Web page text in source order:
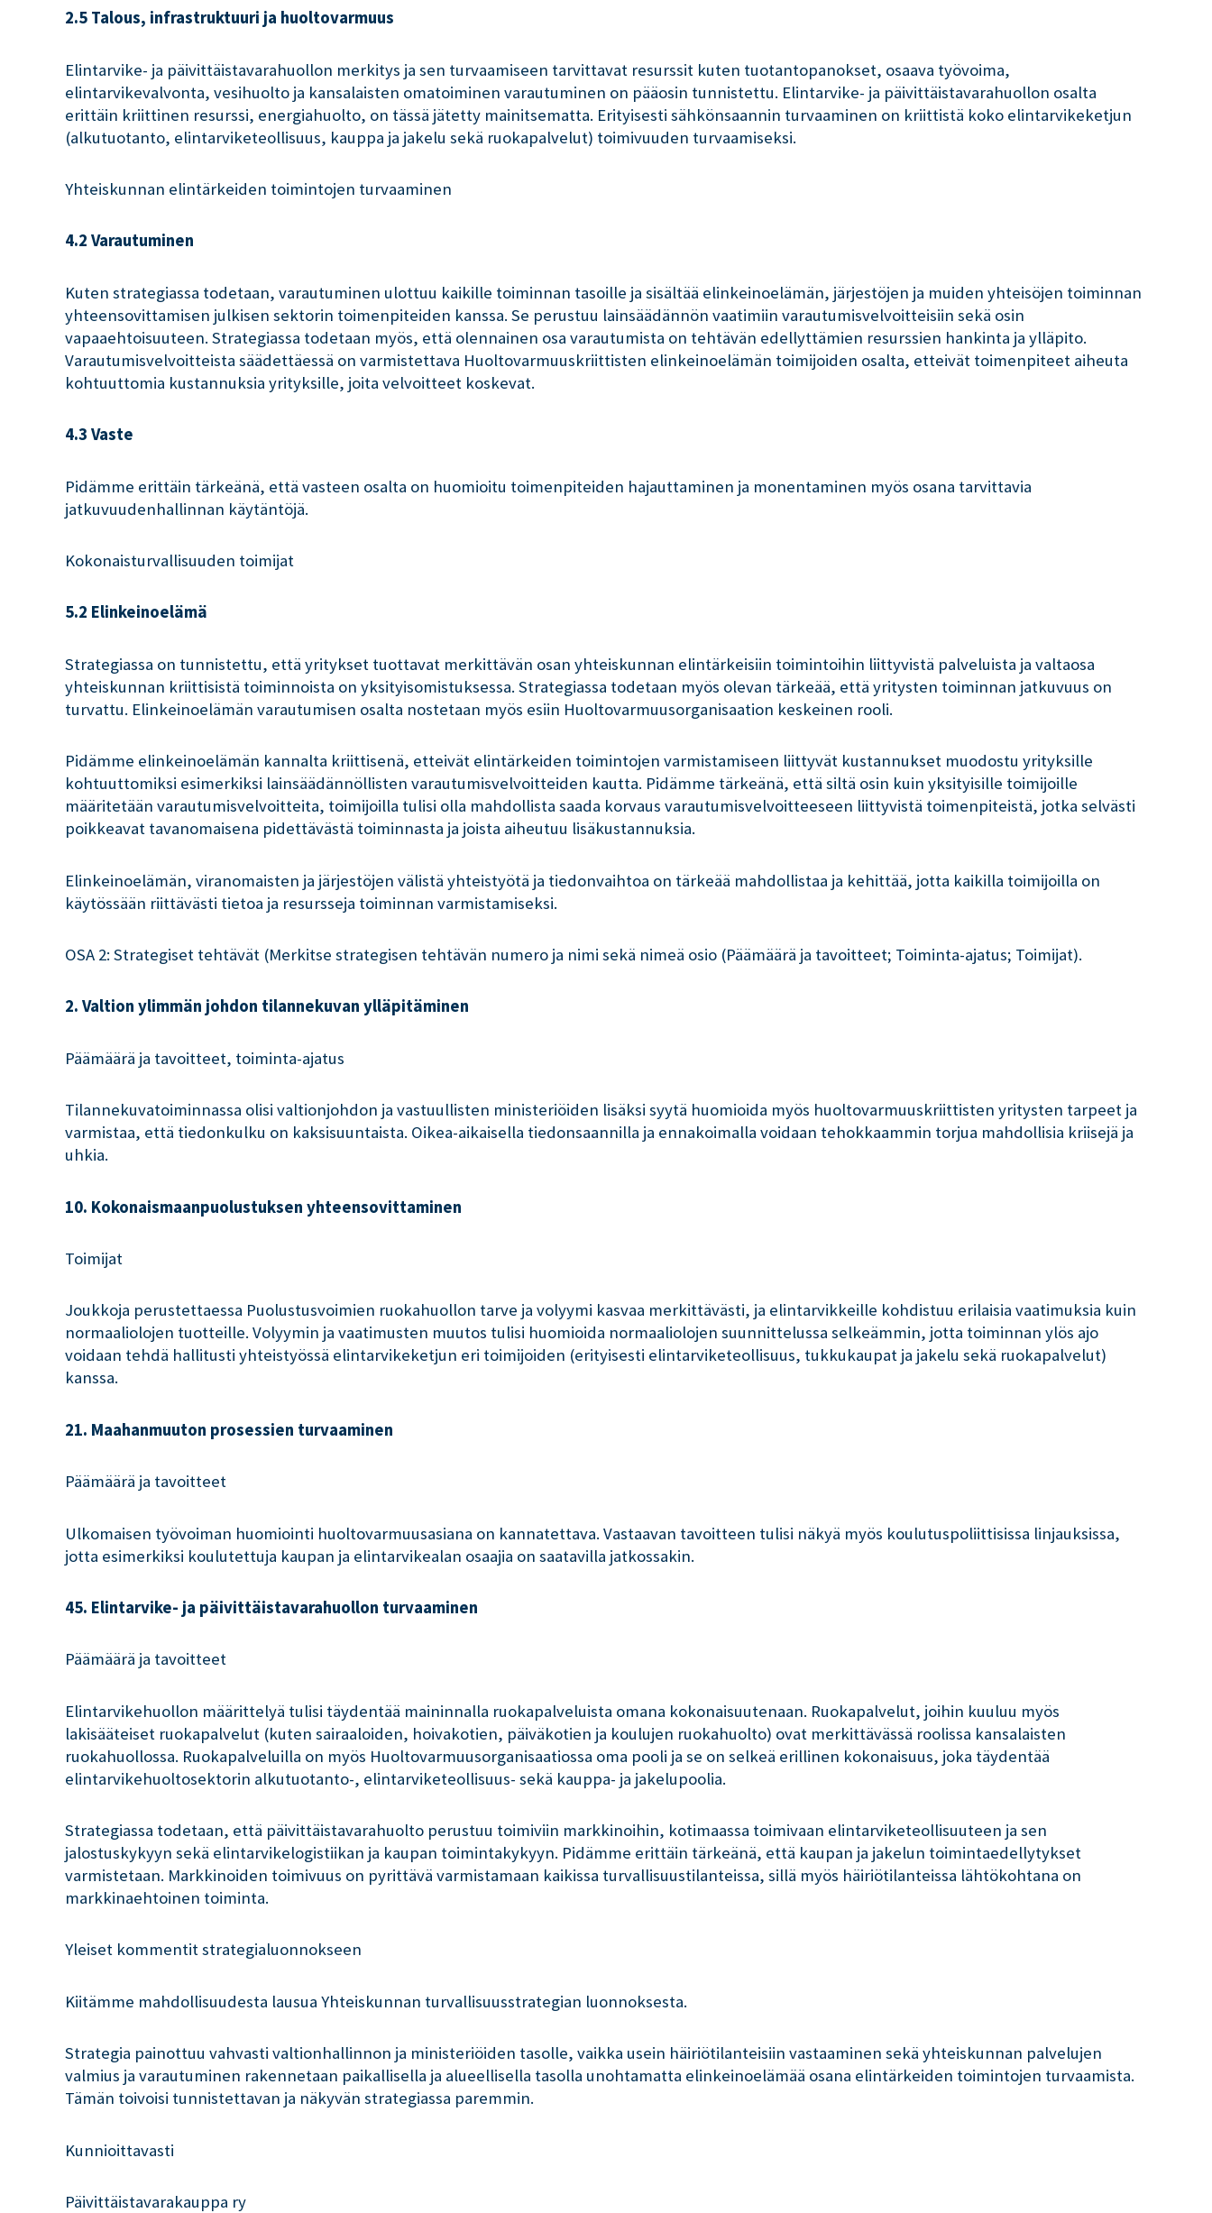
2.5 Talous, infrastruktuuri ja huoltovarmuus
Elintarvike- ja päivittäistavarahuollon merkitys ja sen turvaamiseen tarvittavat resurssit kuten tuotantopanokset, osaava työvoima,
elintarvikevalvonta, vesihuolto ja kansalaisten omatoiminen varautuminen on pääosin tunnistettu. Elintarvike- ja päivittäistavarahuollon osalta
erittäin kriittinen resurssi, energiahuolto, on tässä jätetty mainitsematta. Erityisesti sähkönsaannin turvaaminen on kriittistä koko elintarvikeketjun
(alkutuotanto, elintarviketeollisuus, kauppa ja jakelu sekä ruokapalvelut) toimivuuden turvaamiseksi.
Yhteiskunnan elintärkeiden toimintojen turvaaminen
4.2 Varautuminen
Kuten strategiassa todetaan, varautuminen ulottuu kaikille toiminnan tasoille ja sisältää elinkeinoelämän, järjestöjen ja muiden yhteisöjen toiminnan
yhteensovittamisen julkisen sektorin toimenpiteiden kanssa. Se perustuu lainsäädännön vaatimiin varautumisvelvoitteisiin sekä osin
vapaaehtoisuuteen. Strategiassa todetaan myös, että olennainen osa varautumista on tehtävän edellyttämien resurssien hankinta ja ylläpito.
Varautumisvelvoitteista säädettäessä on varmistettava Huoltovarmuuskriittisten elinkeinoelämän toimijoiden osalta, etteivät toimenpiteet aiheuta
kohtuuttomia kustannuksia yrityksille, joita velvoitteet koskevat.
4.3 Vaste
Pidämme erittäin tärkeänä, että vasteen osalta on huomioitu toimenpiteiden hajauttaminen ja monentaminen myös osana tarvittavia
jatkuvuudenhallinnan käytäntöjä.
Kokonaisturvallisuuden toimijat
5.2 Elinkeinoelämä
Strategiassa on tunnistettu, että yritykset tuottavat merkittävän osan yhteiskunnan elintärkeisiin toimintoihin liittyvistä palveluista ja valtaosa
yhteiskunnan kriittisistä toiminnoista on yksityisomistuksessa. Strategiassa todetaan myös olevan tärkeää, että yritysten toiminnan jatkuvuus on
turvattu. Elinkeinoelämän varautumisen osalta nostetaan myös esiin Huoltovarmuusorganisaation keskeinen rooli.
Pidämme elinkeinoelämän kannalta kriittisenä, etteivät elintärkeiden toimintojen varmistamiseen liittyvät kustannukset muodostu yrityksille
kohtuuttomiksi esimerkiksi lainsäädännöllisten varautumisvelvoitteiden kautta. Pidämme tärkeänä, että siltä osin kuin yksityisille toimijoille
määritetään varautumisvelvoitteita, toimijoilla tulisi olla mahdollista saada korvaus varautumisvelvoitteeseen liittyvistä toimenpiteistä, jotka selvästi
poikkeavat tavanomaisena pidettävästä toiminnasta ja joista aiheutuu lisäkustannuksia.
Elinkeinoelämän, viranomaisten ja järjestöjen välistä yhteistyötä ja tiedonvaihtoa on tärkeää mahdollistaa ja kehittää, jotta kaikilla toimijoilla on
käytössään riittävästi tietoa ja resursseja toiminnan varmistamiseksi.
OSA 2: Strategiset tehtävät (Merkitse strategisen tehtävän numero ja nimi sekä nimeä osio (Päämäärä ja tavoitteet; Toiminta-ajatus; Toimijat).
2. Valtion ylimmän johdon tilannekuvan ylläpitäminen
Päämäärä ja tavoitteet, toiminta-ajatus
Tilannekuvatoiminnassa olisi valtionjohdon ja vastuullisten ministeriöiden lisäksi syytä huomioida myös huoltovarmuuskriittisten yritysten tarpeet ja
varmistaa, että tiedonkulku on kaksisuuntaista. Oikea-aikaisella tiedonsaannilla ja ennakoimalla voidaan tehokkaammin torjua mahdollisia kriisejä ja
uhkia.
10. Kokonaismaanpuolustuksen yhteensovittaminen
Toimijat
Joukkoja perustettaessa Puolustusvoimien ruokahuollon tarve ja volyymi kasvaa merkittävästi, ja elintarvikkeille kohdistuu erilaisia vaatimuksia kuin
normaaliolojen tuotteille. Volyymin ja vaatimusten muutos tulisi huomioida normaaliolojen suunnittelussa selkeämmin, jotta toiminnan ylös ajo
voidaan tehdä hallitusti yhteistyössä elintarvikeketjun eri toimijoiden (erityisesti elintarviketeollisuus, tukkukaupat ja jakelu sekä ruokapalvelut)
kanssa.
21. Maahanmuuton prosessien turvaaminen
Päämäärä ja tavoitteet
Ulkomaisen työvoiman huomiointi huoltovarmuusasiana on kannatettava. Vastaavan tavoitteen tulisi näkyä myös koulutuspoliittisissa linjauksissa,
jotta esimerkiksi koulutettuja kaupan ja elintarvikealan osaajia on saatavilla jatkossakin.
45. Elintarvike- ja päivittäistavarahuollon turvaaminen
Päämäärä ja tavoitteet
Elintarvikehuollon määrittelyä tulisi täydentää maininnalla ruokapalveluista omana kokonaisuutenaan. Ruokapalvelut, joihin kuuluu myös
lakisääteiset ruokapalvelut (kuten sairaaloiden, hoivakotien, päiväkotien ja koulujen ruokahuolto) ovat merkittävässä roolissa kansalaisten
ruokahuollossa. Ruokapalveluilla on myös Huoltovarmuusorganisaatiossa oma pooli ja se on selkeä erillinen kokonaisuus, joka täydentää
elintarvikehuoltosektorin alkutuotanto-, elintarviketeollisuus- sekä kauppa- ja jakelupoolia.
Strategiassa todetaan, että päivittäistavarahuolto perustuu toimiviin markkinoihin, kotimaassa toimivaan elintarviketeollisuuteen ja sen
jalostuskykyyn sekä elintarvikelogistiikan ja kaupan toimintakykyyn. Pidämme erittäin tärkeänä, että kaupan ja jakelun toimintaedellytykset
varmistetaan. Markkinoiden toimivuus on pyrittävä varmistamaan kaikissa turvallisuustilanteissa, sillä myös häiriötilanteissa lähtökohtana on
markkinaehtoinen toiminta.
Yleiset kommentit strategialuonnokseen
Kiitämme mahdollisuudesta lausua Yhteiskunnan turvallisuusstrategian luonnoksesta.
Strategia painottuu vahvasti valtionhallinnon ja ministeriöiden tasolle, vaikka usein häiriötilanteisiin vastaaminen sekä yhteiskunnan palvelujen
valmius ja varautuminen rakennetaan paikallisella ja alueellisella tasolla unohtamatta elinkeinoelämää osana elintärkeiden toimintojen turvaamista.
Tämän toivoisi tunnistettavan ja näkyvän strategiassa paremmin.
Kunnioittavasti
Päivittäistavarakauppa ry